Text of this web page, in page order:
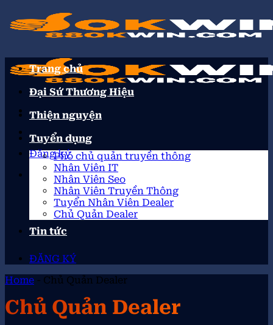
Đăng ký
Trang chủ
Đại Sứ Thương Hiệu
Thiện nguyện
Tuyển dụng
Phó chủ quản truyền thông
Nhân Viên IT
Nhân Viên Seo
Nhân Viên Truyền Thông
Tuyển Nhân Viên Dealer
Chủ Quản Dealer
Tin tức
ĐĂNG KÝ
Home - Chủ Quản Dealer
Chủ Quản Dealer